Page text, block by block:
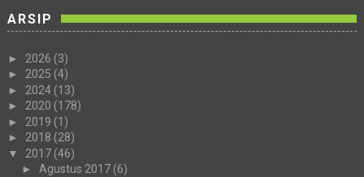
ARSIP
► 2026 (3)
► 2025 (4)
► 2024 (13)
► 2020 (178)
► 2019 (1)
► 2018 (28)
▼ 2017 (46)
► Agustus 2017 (6)